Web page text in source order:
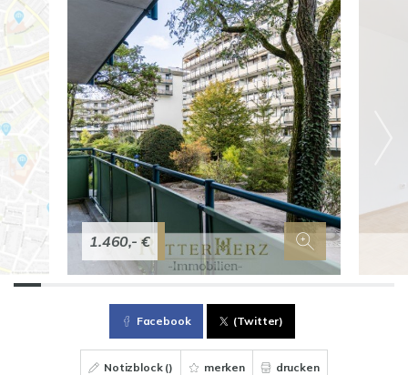
1.460,- €
Facebook (Twitter)
Notizblock () merken drucken